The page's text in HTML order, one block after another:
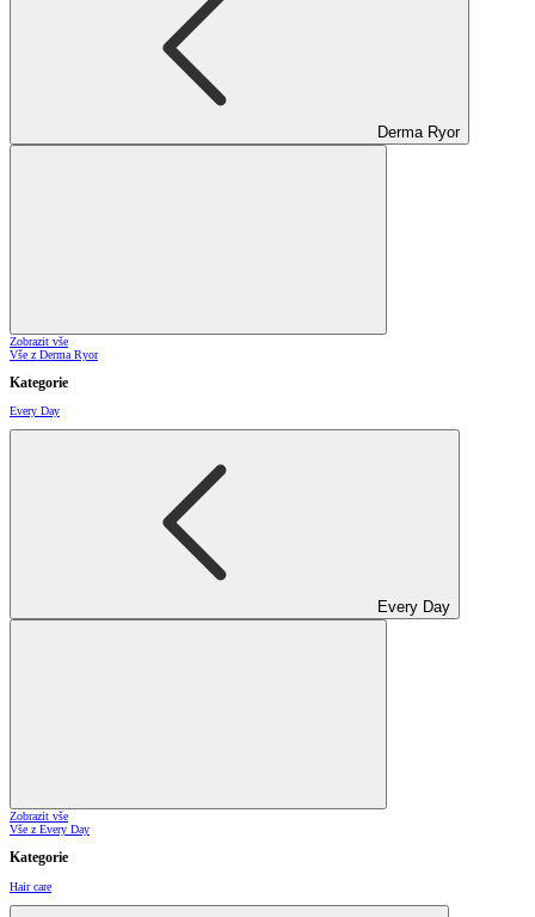
Derma Ryor
Zobrazit vše
Vše z Derma Ryor
Kategorie
Every Day
Every Day
Zobrazit vše
Vše z Every Day
Kategorie
Hair care